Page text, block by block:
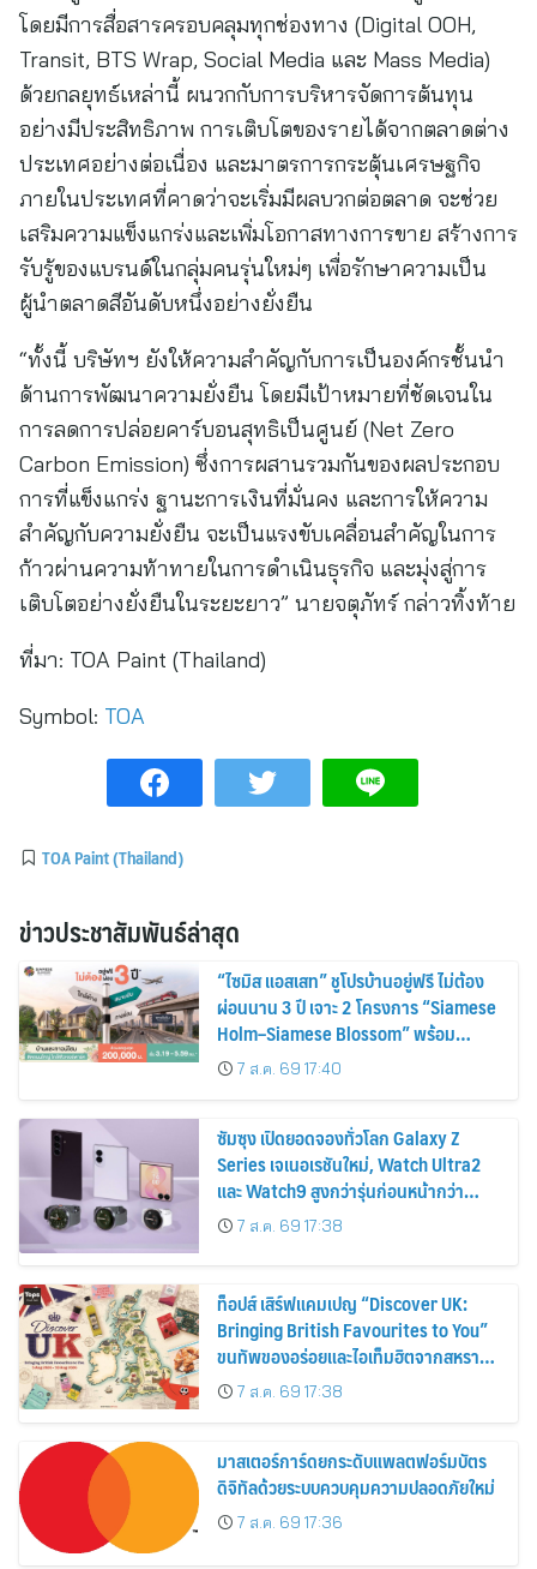
โดยมีการสื่อสารครอบคลุมทุกช่องทาง (Digital OOH,
Transit, BTS Wrap, Social Media และ Mass Media)
ด้วยกลยุทธ์เหล่านี้ ผนวกกับการบริหารจัดการต้นทุน
อย่างมีประสิทธิภาพ การเติบโตของรายได้จากตลาดต่าง
ประเทศอย่างต่อเนื่อง และมาตรการกระตุ้นเศรษฐกิจ
ภายในประเทศที่คาดว่าจะเริ่มมีผลบวกต่อตลาด จะช่วย
เสริมความแข็งแกร่งและเพิ่มโอกาสทางการขาย สร้างการ
รับรู้ของแบรนด์ในกลุ่มคนรุ่นใหม่ๆ เพื่อรักษาความเป็น
ผู้นำตลาดสีอันดับหนึ่งอย่างยั่งยืน
“ทั้งนี้ บริษัทฯ ยังให้ความสำคัญกับการเป็นองค์กรชั้นนำ
ด้านการพัฒนาความยั่งยืน โดยมีเป้าหมายที่ชัดเจนใน
การลดการปล่อยคาร์บอนสุทธิเป็นศูนย์ (Net Zero
Carbon Emission) ซึ่งการผสานรวมกันของผลประกอบ
การที่แข็งแกร่ง ฐานะการเงินที่มั่นคง และการให้ความ
สำคัญกับความยั่งยืน จะเป็นแรงขับเคลื่อนสำคัญในการ
ก้าวผ่านความท้าทายในการดำเนินธุรกิจ และมุ่งสู่การ
เติบโตอย่างยั่งยืนในระยะยาว” นายจตุภัทร์ กล่าวทิ้งท้าย
ที่มา: TOA Paint (Thailand)
Symbol: TOA
TOA Paint (Thailand)
ข่าวประชาสัมพันธ์ล่าสุด
“ไซมิส แอสเสท” ชูโปรบ้านอยู่ฟรี ไม่ต้อง
ผ่อนนาน 3 ปี เจาะ 2 โครงการ “Siamese
Holm–Siamese Blossom” พร้อม
ส่วนลดและสิทธิพิเศษถึง 31 สิงหาคม
2569
7 ส.ค. 69 17:40
ซัมซุง เปิดยอดจองทั่วโลก Galaxy Z
Series เจเนอเรชันใหม่, Watch Ultra2
และ Watch9 สูงกว่ารุ่นก่อนหน้ากว่า
30%7 ส.ค. 69 17:38
ท็อปส์ เสิร์ฟแคมเปญ “Discover UK:
Bringing British Favourites to You”
ขนทัพของอร่อยและไอเท็มฮิตจากสหราช
อาณาจักร ส่งตรงถึงมือตั้งแต่วันนี้ – 18
สิงหาคมนี้
7 ส.ค. 69 17:38
มาสเตอร์การ์ดยกระดับแพลตฟอร์มบัตร
ดิจิทัลด้วยระบบควบคุมความปลอดภัยใหม่
7 ส.ค. 69 17:36